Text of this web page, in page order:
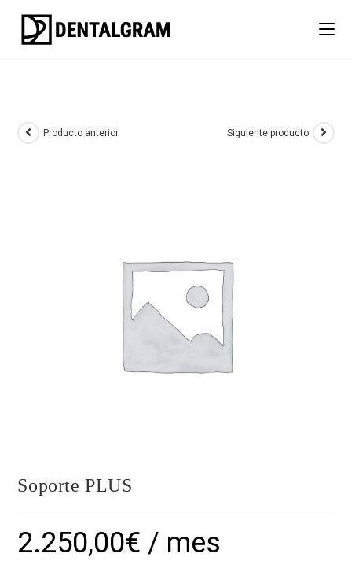
Producto anterior Siguiente producto
Soporte PLUS
2.250,00€ / mes